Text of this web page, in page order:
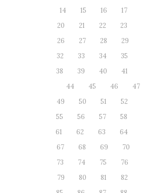
14
15 16 17
20
21 22 23
26
27 28 29
32
33 34 35
38
39 40 41
44
45 46 47
49
50 51 52
55
56 57 58
61
62 63 64
67
68 69 70
73
74 75 76
79
80 81 82